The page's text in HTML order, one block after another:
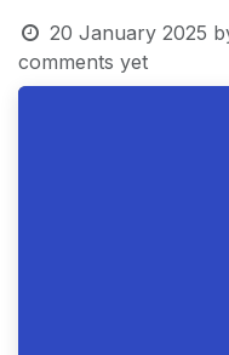
20 January 2025
comments yet